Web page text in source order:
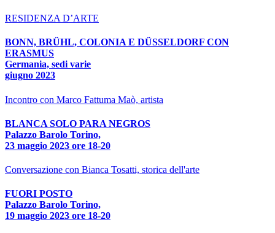
RESIDENZA D’ARTE
BONN, BRÜHL, COLONIA E DÜSSELDORF CON
ERASMUS
Germania, sedi varie
giugno 2023
Incontro con Marco Fattuma Maò, artista
BLANCA SOLO PARA NEGROS
Palazzo Barolo Torino,
23 maggio 2023 ore 18-20
Conversazione con Bianca Tosatti, storica dell'arte
FUORI POSTO
Palazzo Barolo Torino,
19 maggio 2023 ore 18-20